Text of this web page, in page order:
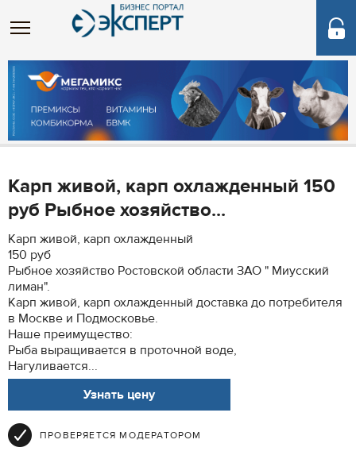
Карп живой, карп охлажденный 150
руб Рыбное хозяйство...
Карп живой, карп охлажденный
150 руб
Рыбное хозяйство Ростовской области ЗАО " Миусский
лиман".
Карп живой, карп охлажденный доставка до потребителя
в Москве и Подмосковье.
Наше преимущество:
Рыба выращивается в проточной воде,
Нагуливается...
Узнать цену
ПРОВЕРЯЕТСЯ МОДЕРАТОРОМ